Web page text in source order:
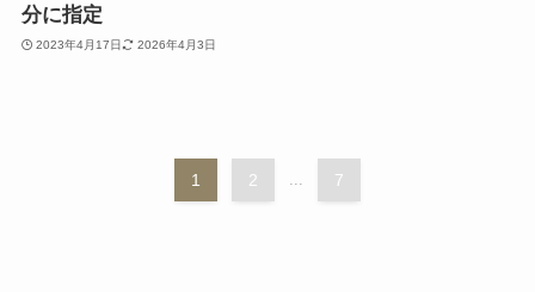
分に指定
2023年4月17日 2026年4月3日
1 2 ... 7